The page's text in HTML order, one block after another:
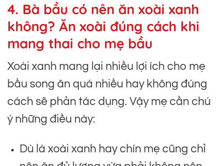
4. Bà bầu có nên ăn xoài xanh
không? Ăn xoài đúng cách khi
mang thai cho mẹ bầu
Xoài xanh mang lại nhiều lợi ích cho mẹ
bầu song ăn quá nhiều hay không đúng
cách sẽ phản tác dụng. Vậy mẹ cần chú
ý những điều này:
Dù là xoài xanh hay chín mẹ cũng chỉ